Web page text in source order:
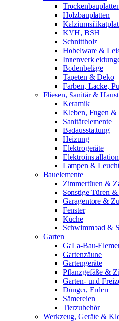
Holzbauplatten
KVH, BSH
Schnittholz
Hobelware &
Bodenbeläge
Tapeten & Deko
Farben, Lacke,
Fliesen, Sanitär &
Keramik
Kleben, Fugen &
Sanitärelemente
Badausstattung
Heizung
Elektrogeräte
Elektroinstallation
Lampen &
Bauelemente
Zimmertüren &
Sonstige Türen &
Garagentore &
Fenster
Küche
Schwimmbad &
Garten
GaLa-Bau-
Gartenzäune
Gartengeräte
Pflanzgefäße &
Garten- und
Dünger, Erden
Sämereien
Tierzubehör
Werkzeug, Geräte &